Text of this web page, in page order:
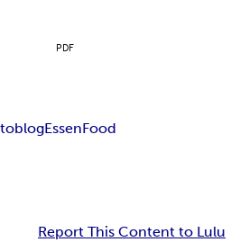
PDF
EssenFood
Report This Content to Lulu